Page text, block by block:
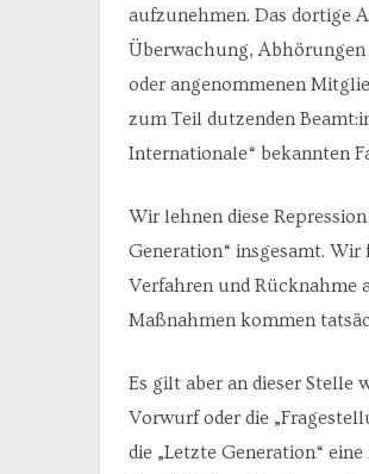
aufzunehmen. Das dortige
Überwachung, Abhörungen
oder angenommenen
zum Teil dutzenden
Internationale“ bekannten
Wir lehnen diese
Generation“ insgesamt.
Verfahren und Rücknahme
Maßnahmen kommen
Es gilt aber an dieser Stelle
Vorwurf oder die
die „Letzte Generation“